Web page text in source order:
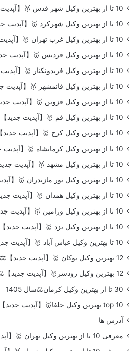
10 تا از بهترین وکیل شهر قدس 🥇【آپدیت جدید】
10 تا از بهترین وکیل شهرکرد 🥇【آپدیت جدید】
10 تا از بهترین وکیل غرب تهران 🥇【آپدیت جدید】
10 تا از بهترین وکیل فردیس 🥇【آپدیت جدید】
10 تا از بهترین وکیل فریدونکنار 🥇【آپدیت جدید】
10 تا از بهترین وکیل قائمشهر 🥇【آپدیت جدید】
10 تا از بهترین وکیل قزوین 🥇【آپدیت جدید】⚖️
10 تا از بهترین وکیل قم 🥇【آپدیت جدید】
10 تا از بهترین وکیل کرج 🥇【آپدیت جدید】⚖️
10 تا از بهترین وکیل کرمانشاه 🥇【آپدیت جدید】
10 تا از بهترین وکیل مشهد 🥇【آپدیت جدید】⚖️
10 تا از بهترین وکیل نور مازندران 🥇【آپدیت جدید】
10 تا از بهترین وکیل همدان 🥇【آپدیت جدید】
10 تا از بهترین وکیل ورامین 🥇【آپدیت جدید】
10 تا از بهترین وکیل یزد 🥇【آپدیت جدید】
10 تا بهترین وکیل عباس آباد 🥇【آپدیت جدید】⚖️
12 بهترین وکیل بوکان 🥇【آپدیت جدید】⚖️
12 بهترین وکیل رودسر🥇【آپدیت جدید】⚖️
30 تا از بهترین وکیل کرمان⚖️سال 1405
top 10 بهترین وکیل جلفا🥇【آپدیت جدید】⚖️
آدرس ها
معرفی 10 تا از بهترین وکیل تهران 🥇【آپدیت جدید】⚖️